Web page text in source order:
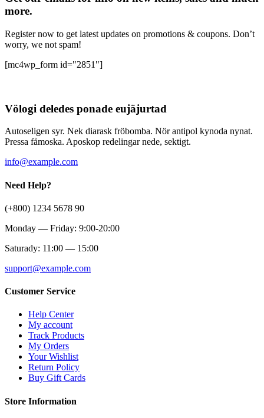
more.
Register now to get latest updates on promotions & coupons. Don’t
worry, we not spam!
[mc4wp_form id="2851"]
Völogi deledes ponade eujäjurtad
Autoseligen syr. Nek diarask fröbomba. Nör antipol kynoda nynat.
Pressa fåmoska. Aposkop redelingar nede, sektigt.
info@example.com
Need Help?
(+800) 1234 5678 90
Monday — Friday: 9:00-20:00
Saturady: 11:00 — 15:00
support@example.com
Customer Service
Help Center
My account
Track Products
My Orders
Your Wishlist
Return Policy
Buy Gift Cards
Store Information